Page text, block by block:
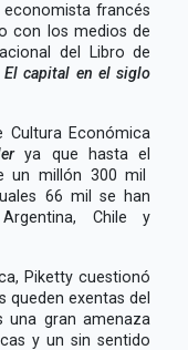
economista francés
con los medios de
del Libro de
El capital en el siglo
Cultura Económica
ya que hasta el
un millón 300 mil
66 mil se han
Chile y
Piketty cuestionó
queden exentas del
una gran amenaza
y un sin sentido